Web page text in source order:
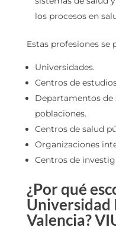
los procesos en
Estas profesiones se
Universidades.
Centros de
Departamentos de
poblaciones.
Centros de salud
Organizaciones
Centros de
¿Por qué
Universidad
Valencia?